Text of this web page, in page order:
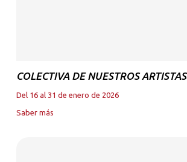
COLECTIVA DE NUESTROS ARTISTAS
Del 16 al 31 de enero de 2026
Saber más